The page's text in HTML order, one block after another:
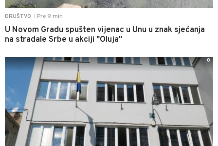
DRUŠTVO Pre 9 min
U Novom Gradu spušten vijenac u Unu u znak sjećanja
na stradale Srbe u akciji "Oluja"
0